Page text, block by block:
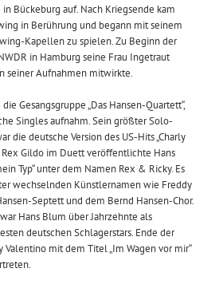
Bückeburg auf. Nach Kriegsende kam
in Berührung und begann mit seinem
Kapellen zu spielen. Zu Beginn der
in Hamburg seine Frau Ingetraut
seiner Aufnahmen mitwirkte.
Gesangsgruppe „Das Hansen-Quartett“,
Singles aufnahm. Sein größter Solo-
die deutsche Version des US-Hits „Charly
Rex Gildo im Duett veröffentlichte Hans
Typ“ unter dem Namen Rex & Ricky. Es
wechselnden Künstlernamen wie Freddy
Septett und dem Bernd Hansen-Chor.
Hans Blum über Jahrzehnte als
deutschen Schlagerstars. Ende der
Valentino mit dem Titel „Im Wagen vor mir“